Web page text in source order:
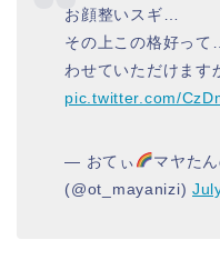
お顔整いスギ…
その上この格好っ
わせていただけます
pic.twitter.com/
— おてぃ
マヤた
(@ot_mayanizi)